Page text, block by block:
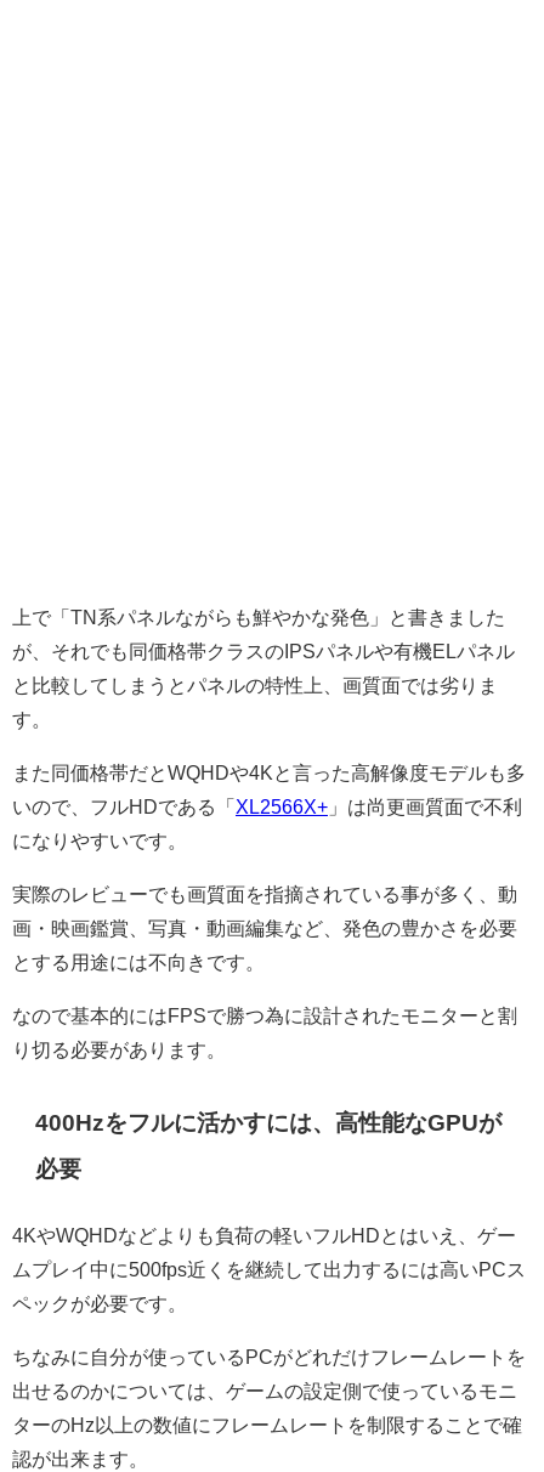
上で「TN系パネルながらも鮮やかな発色」と書きました
が、それでも同価格帯クラスのIPSパネルや有機ELパネル
と比較してしまうとパネルの特性上、画質面では劣りま
す。
また同価格帯だとWQHDや4Kと言った高解像度モデルも多
いので、フルHDである「XL2566X+ 」は尚更画質面で不利
になりやすいです。
実際のレビューでも画質面を指摘されている事が多く、動
画・映画鑑賞、写真・動画編集など、発色の豊かさを必要
とする用途には不向きです。
なので基本的にはFPSで勝つ為に設計されたモニターと割
り切る必要があります。
400Hzをフルに活かすには、高性能なGPUが
必要
4KやWQHDなどよりも負荷の軽いフルHDとはいえ、ゲー
ムプレイ中に500fps近くを継続して出力するには高いPCス
ペックが必要です。
ちなみに自分が使っているPCがどれだけフレームレートを
出せるのかについては、ゲームの設定側で使っているモニ
ターのHz以上の数値にフレームレートを制限することで確
認が出来ます。